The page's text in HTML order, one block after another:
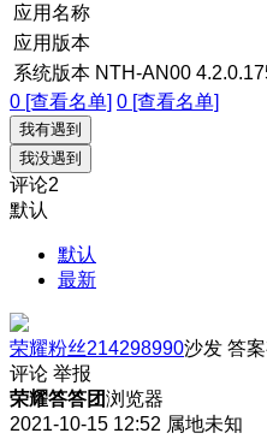
应用名称
应用版本
系统版本 NTH-AN00
0 [查看名单] 0 [查看名单]
我有遇到
我没遇到
评论2
默认
默认
最新
荣耀粉丝214298990沙发 答
评论 举报
荣耀答答团浏览器
2021-10-15 12:52 属地未知